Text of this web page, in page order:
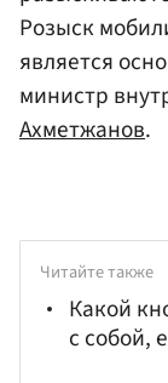
Розыск
является
министр
Ахметжанов.
Читайте также
Какой
с собой,